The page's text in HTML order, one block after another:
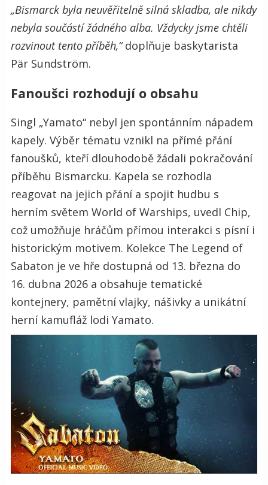
„Bismarck byla neuvěřitelně silná skladba, ale nikdy
nebyla součástí žádného alba. Vždycky jsme chtěli
rozvinout tento příběh,“doplňuje baskytarista
Pär Sundström.
Fanoušci rozhodují o obsahu
Singl „Yamato“ nebyl jen spontánním nápadem
kapely. Výběr tématu vznikl na přímé přání
fanoušků, kteří dlouhodobě žádali pokračování
příběhu Bismarcku. Kapela se rozhodla
reagovat na jejich přání a spojit hudbu s
herním světem World of Warships, uvedl Chip,
což umožňuje hráčům přímou interakci s písní i
historickým motivem. Kolekce The Legend of
Sabaton je ve hře dostupná od 13. března do
16. dubna 2026 a obsahuje tematické
kontejnery, pamětní vlajky, nášivky a unikátní
herní kamufláž lodi Yamato.